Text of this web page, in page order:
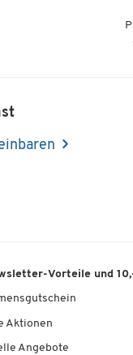
Vorteile und
Aktionen
Angebote